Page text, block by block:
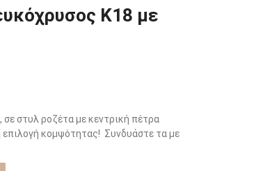
Κ18 με
, σε στυλ ροζέτα με κεντρική πέτρα
κομψότητας! Συνδυάστε τα με